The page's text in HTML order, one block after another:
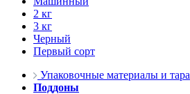
2 кг
3 кг
Черный
Первый сорт
Упаковочные материалы и тара
Поддоны